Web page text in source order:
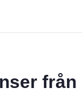
från